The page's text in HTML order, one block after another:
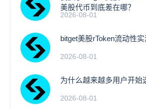
美股代币到底差在哪？
2026-08-01
bitget美股rToken流动性实
2026-08-01
为什么越来越多用户开始
2026-08-01